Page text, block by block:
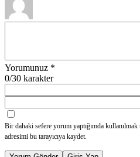
Yorumunuz *
0/30 karakter
Bir dahaki sefere yorum yaptığımda
adresimi bu tarayıcıya kaydet.